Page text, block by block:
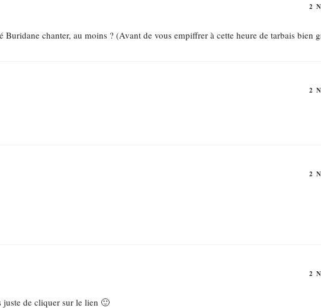
2
Buridane chanter, au moins ? (Avant de vous empiffrer à cette heure de tarbais bien
2
2
2
de cliquer sur le lien 🙂